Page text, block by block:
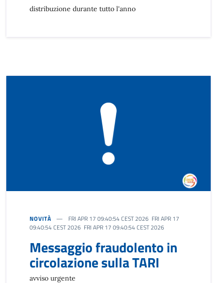
distribuzione durante tutto l'anno
NOVITÀ
FRI APR 17 09:40:54 CEST 2026 FRI APR 17
09:40:54 CEST 2026 FRI APR 17 09:40:54 CEST 2026
Messaggio fraudolento in
circolazione sulla TARI
avviso urgente